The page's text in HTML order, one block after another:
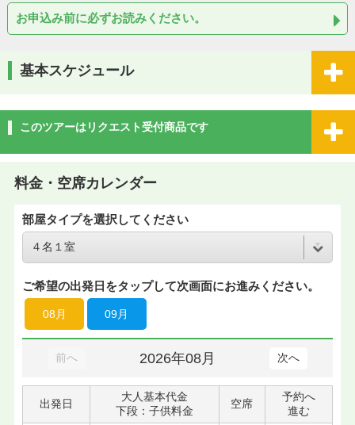
お申込み前に必ずお読みください。
基本スケジュール
このツアーはリクエスト受付商品です
料金・空席カレンダー
部屋タイプを選択してください
ご希望の出発日をタップして次画面にお進みください。
08月 09月
前へ 2026年08月 次へ
出発日
大人基本代金
下段：子供料金
空席
予約へ
進む